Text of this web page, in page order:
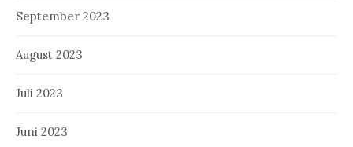
September 2023
August 2023
Juli 2023
Juni 2023